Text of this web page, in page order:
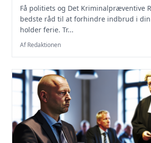
Få politiets og Det Kriminalpræventive
bedste råd til at forhindre indbrud i
holder ferie. Tr...
Af Redaktionen